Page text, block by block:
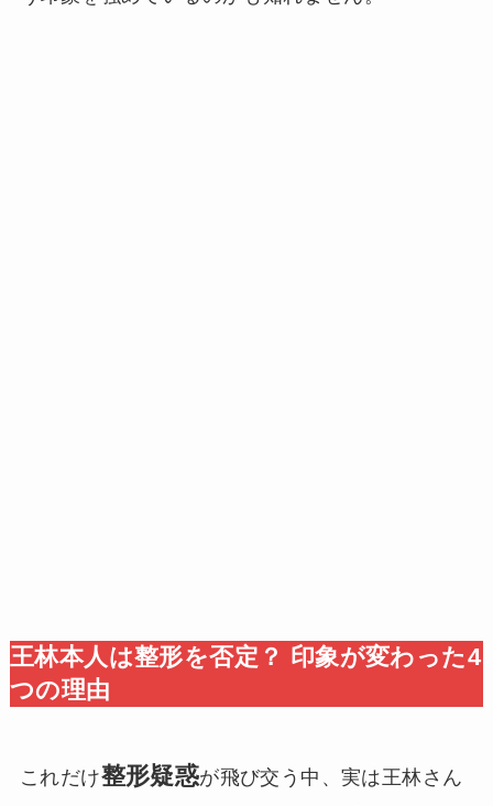
王林本人は整形を否定？ 印象が変わった4
つの理由
これだけ整形疑惑が飛び交う中、実は王林さん